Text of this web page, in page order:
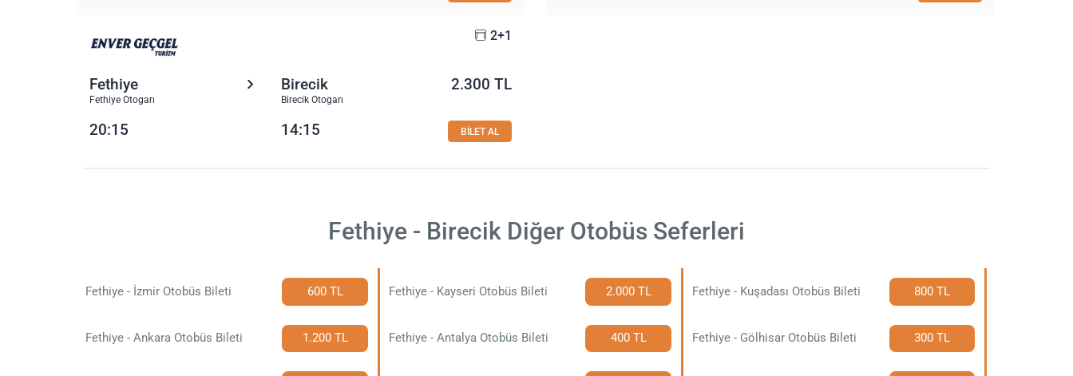
2+1
Fethiye
Fethiye Otogarı
Birecik
Birecik Otogarı
2.300 TL
20:15 14:15 BİLET AL
Fethiye - Birecik Diğer Otobüs Seferleri
Fethiye - İzmir Otobüs Bileti 600 TL Fethiye - Kayseri Otobüs Bileti 2.000 TL Fethiye - Kuşadası Otobüs Bileti 800 TL
Fethiye - Ankara Otobüs Bileti 1.200 TL Fethiye - Antalya Otobüs Bileti 400 TL Fethiye - Gölhisar Otobüs Bileti 300 TL